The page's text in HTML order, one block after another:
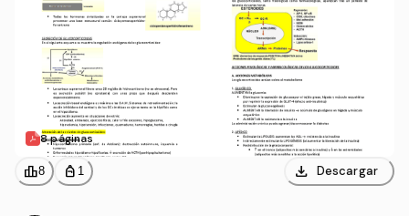
8 páginas
leaderboard8 personal_bag 1 download Descargar